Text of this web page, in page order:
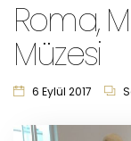
Roma,
Müzesi
6 Eylül 2017